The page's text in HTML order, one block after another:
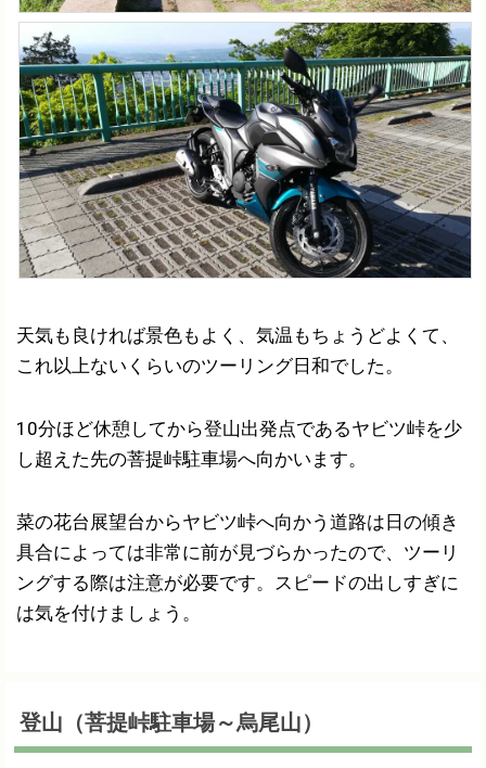
天気も良ければ景色もよく、気温もちょうどよくて、
これ以上ないくらいのツーリング日和でした。
10分ほど休憩してから登山出発点であるヤビツ峠を少
し超えた先の菩提峠駐車場へ向かいます。
菜の花台展望台からヤビツ峠へ向かう道路は日の傾き
具合によっては非常に前が見づらかったので、ツーリ
ングする際は注意が必要です。スピードの出しすぎに
は気を付けましょう。
登山（菩提峠駐車場～烏尾山）